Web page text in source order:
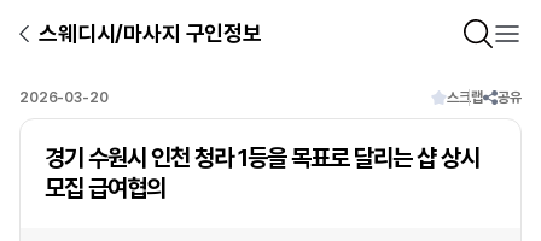
스웨디시/마사지 구인정보
2026-03-20 스크랩 공유
경기 수원시 인천 청라 1등을 목표로 달리는 샵 상시
모집 급여협의